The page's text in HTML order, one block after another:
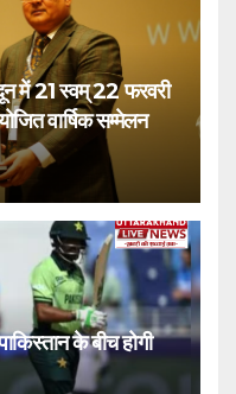
में 21 स्वम् 22 फरवरी
वार्षिक सम्मेलन
के बीच होगी